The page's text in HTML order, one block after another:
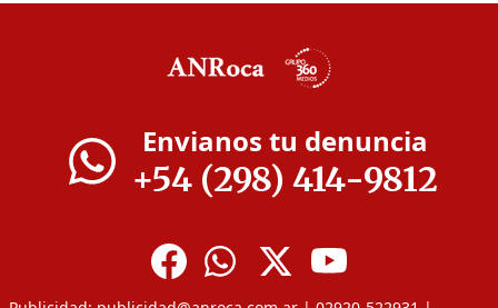
Envianos tu denuncia
+54 (298) 414-9812